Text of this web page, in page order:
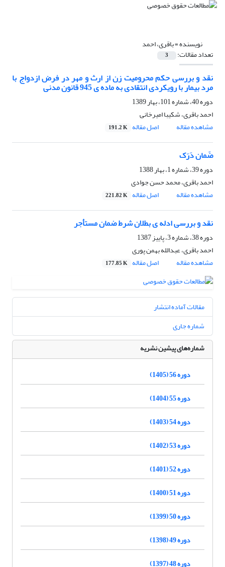
نویسنده =باقری، احمد
تعداد مقالات: 3
نقد و بررسی حکم محرومیت زن از ارث و مهر در فرض ازدواج با
مرد بیمار با رویکردی انتقادی به ماده ی 945 قانون مدنی
دوره 40، شماره 101، بهار 1389
احمد باقری، شکیبا امیرخانی
مشاهده مقاله
اصل مقاله 191.2 K
ضَمان دَرَک
دوره 39، شماره 1، بهار 1388
احمد باقری، محمد حسن جوادی
مشاهده مقاله
اصل مقاله 221.82 K
نقد و بررسی ادله ی بطلان شرط ضمان مستأجر
دوره 38، شماره 3، پاییز 1387
احمد باقری، عبدالله بهمن پوری
مشاهده مقاله
اصل مقاله 177.85 K
مقالات آماده انتشار
شماره جاری
شماره‌های پیشین نشریه
دوره 56 (1405)
دوره 55 (1404)
دوره 54 (1403)
دوره 53 (1402)
دوره 52 (1401)
دوره 51 (1400)
دوره 50 (1399)
دوره 49 (1398)
دوره 48 (1397)